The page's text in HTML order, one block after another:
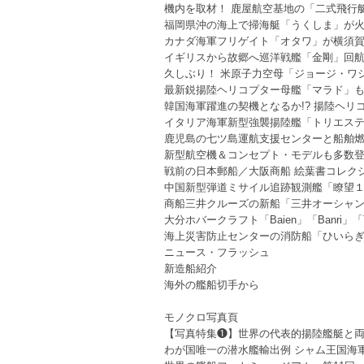
機内を取材！ 鹿屋航空基地の「二式飛行
福岡県沖の海上で掃海艇「うくしま」が
カナダ海軍フリゲイト「オタワ」が横須
イギリスから故郷へ巡洋戦艦「金剛」回
久しぶり！ 米原子力空母「ジョージ・ワ
最新鋭揚陸ヘリコプター母艦「マラド」
韓国海軍躍進の契機となるか!? 揚陸ヘリ
イタリア海軍新型強襲揚陸艦「トリエス
鹿児島の七ツ島運航支援センターと船舶
新型航空機＆コンセプト・モデルも多数
戦前の日本郵船／大阪商船 絵葉書コレ
中国新型弾道ミサイル追跡観測艦「瞭望
商船三井クルーズの新船「三井オーシャ
大分ホバークラフト「Baien」「Banri」
海上災害防止センターの消防船「ひいら
ニュース・フラッシュ
新造船紹介
海外の艦船切手から
モノクロ写真頁
【写真特集❶】世界の代表的揚陸艦艇と
わが国唯一の潜水艦輸出例 シャム王国海